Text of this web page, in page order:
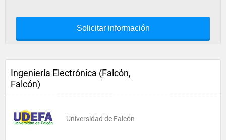
Solicitar información
Ingeniería Electrónica (Falcón,
Falcón)
Universidad de Falcón